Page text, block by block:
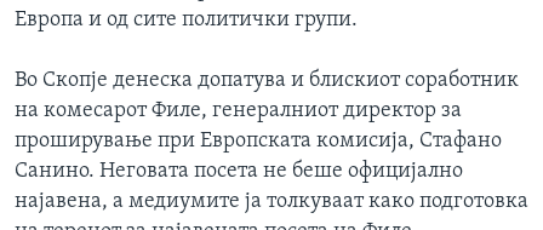
Европа и од сите политички групи.
Во Скопје денеска допатува и блискиот соработник
на комесарот Филе, генералниот директор за
проширување при Европската комисија, Стафано
Санино. Неговата посета не беше официјално
најавена, а медиумите ја толкуваат како подготовка